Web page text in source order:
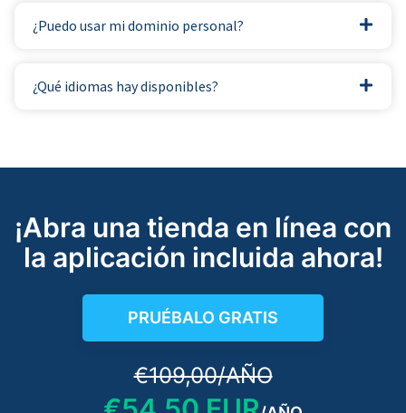
¿Puedo usar mi dominio personal?
¿Qué idiomas hay disponibles?
¡Abra una tienda en línea con
la aplicación incluida ahora!
PRUÉBALO GRATIS
€109,00/AÑO​